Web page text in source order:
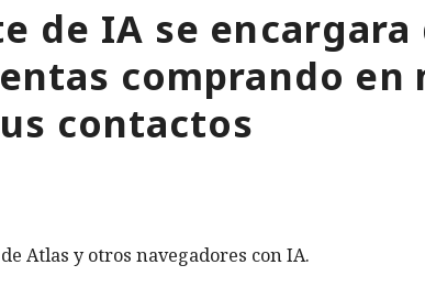
de IA se
comprando
contactos
Atlas y otros navegadores con IA.